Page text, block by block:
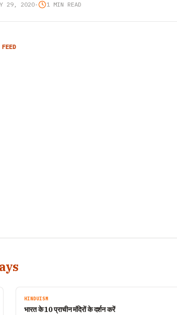
29, 2020• 1 MIN READ
HINDUISM
भारत के 10 प्राचीन मंदिरों के दर्शन करें